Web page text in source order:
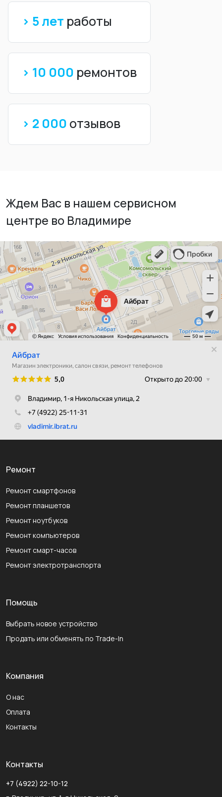
> 5 лет работы
> 10 000 ремонтов
> 2 000 отзывов
Ждем Вас в нашем сервисном
центре во Владимире
Ремонт
Ремонт смартфонов
Ремонт планшетов
Ремонт ноутбуков
Ремонт компьютеров
Ремонт смарт-часов
Ремонт электротранспорта
Помощь
Выбрать новое устройство
Продать или обменять по Trade-In
Компания
О нас
Оплата
Контакты
Контакты
+7 (4922) 22-10-12